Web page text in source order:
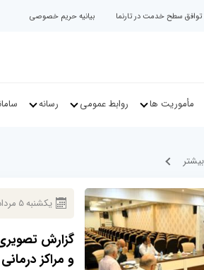
توافق سطح خدمت در تارنما بیانیه حریم خصوصی
مأموریت ها روابط عمومی رسانه
بيشتر
يكشنبه5
گزارش
و مراکز